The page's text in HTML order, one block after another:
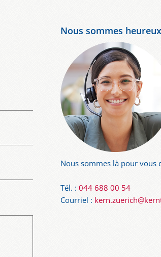
Nous sommes
Nous sommes là pour
Tél. : 044 688 00 54
Courriel :